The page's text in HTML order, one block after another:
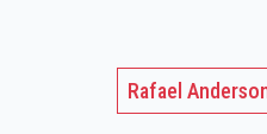
Rafael